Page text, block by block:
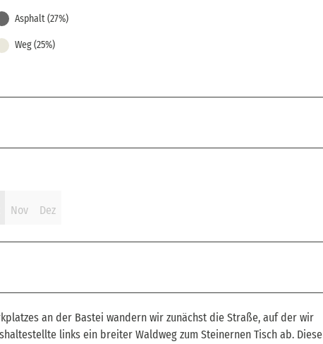
Asphalt (27%)
Weg (25%)
Nov Dez
an der Bastei wandern wir zunächst die Straße, auf der wir
links ein breiter Waldweg zum Steinernen Tisch ab.